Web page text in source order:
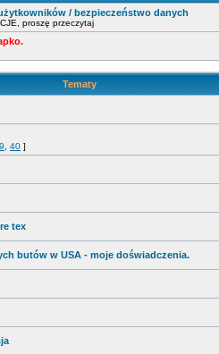
/ bezpieczeństwo danych
proszę przeczytaj
Tematy
40 ]
tex
butów w USA - moje doświadczenia.